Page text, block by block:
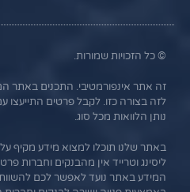
© כל הזכויות שמורות.
זה אתר אינפורמטיבי. התכנים באתר
לזה בצורה כזו. לקבל פרטים
נותן הלוואות מכל סוג.
באתר שלנו תוכלו למצוא מידע מקיף
ליסינג וטרייד אין מהבנקים וחברות
המידע באתר נועד לאפשר לכם להשוות